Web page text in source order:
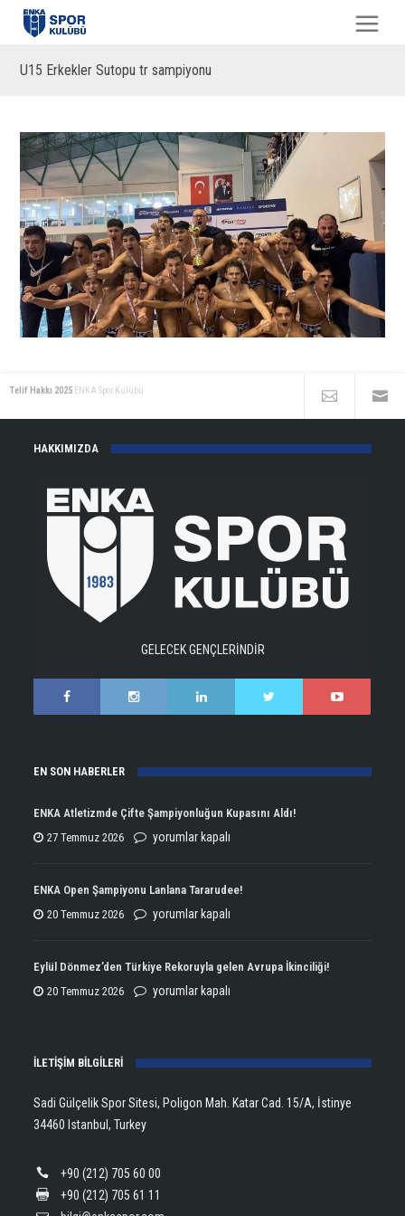
U15 Erkekler Sutopu tr sampiyonu
Telif Hakkı 2025 ENKA Spor Kulübü
HAKKIMIZDA
GELECEK GENÇLERİNDİR
EN SON HABERLER
ENKA Atletizmde Çifte Şampiyonluğun Kupasını Aldı!
27 Temmuz 2026
ENKA
Çifte
Şampiyonluğun
yorumlar kapalı
ENKA Open Şampiyonu Lanlana Tararudee!
20 Temmuz 2026
ENKA
Şampiyonu
Lanlana
yorumlar kapalı
Eylül Dönmez’den Türkiye Rekoruyla gelen Avrupa İkinciliği!
20 Temmuz 2026
Eylül
Rekoruyla
Avrupa
yorumlar kapalı
İLETİŞİM BİLGİLERİ
Sadi Gülçelik Spor Sitesi, Poligon Mah. Katar Cad. 15/A, İstinye
34460 Istanbul, Turkey
+90 (212) 705 60 00
+90 (212) 705 61 11